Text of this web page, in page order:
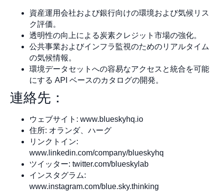
資産運用会社および銀行向けの環境および気候リス
ク評価。
透明性の向上による炭素クレジット市場の強化。
公共事業およびインフラ監視のためのリアルタイム
の気候情報。
環境データセットへの容易なアクセスと統合を可能
にする API ベースのカタログの開発。
連絡先：
ウェブサイト: www.blueskyhq.io
住所: オランダ、ハーグ
リンクトイン:
www.linkedin.com/company/blueskyhq
ツイッター: twitter.com/blueskylab
インスタグラム:
www.instagram.com/blue.sky.thinking